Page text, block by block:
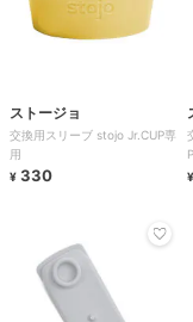
ストージョ
交換用スリーブ stojo Jr.CUP専
用
¥ 330
¥